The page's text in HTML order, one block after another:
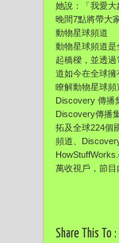
她說：「我愛
晚間7點將帶大
動物星球頻道
動物星球頻道
起橋樑，並透過
道如今在全球
瞭解動物星球頻
Discovery 傳播
Discovery傳播
拓及全球224個
頻道、
萬收視戶，節目
Share This To :